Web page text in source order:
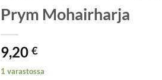
Prym Mohairharja
9,20 €
1 varastossa